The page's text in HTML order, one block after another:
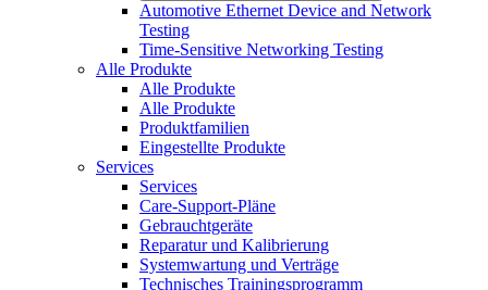
Automotive Ethernet Device and Network
Testing
Time-Sensitive Networking Testing
Alle Produkte
Alle Produkte
Alle Produkte
Produktfamilien
Eingestellte Produkte
Services
Services
Care-Support-Pläne
Gebrauchtgeräte
Reparatur und Kalibrierung
Systemwartung und Verträge
Technisches Trainingsprogramm